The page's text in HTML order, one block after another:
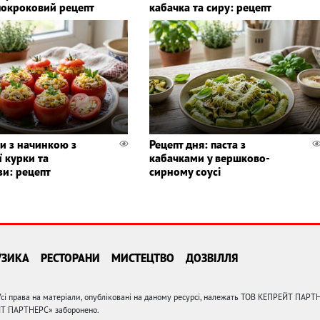
рецепт
кабачка та сиру: рецепт
з начинкою з
курки та
рецепт
Рецепт дня: паста з
кабачками у вершково-
сирному соусі
РЕСТОРАНИ МИСТЕЦТВО ДОЗВІЛЛЯ
на матеріали, опубліковані на даному ресурсі, належать ТОВ КЕПРЕЙТ
ПАРТНЕРС» заборонено.